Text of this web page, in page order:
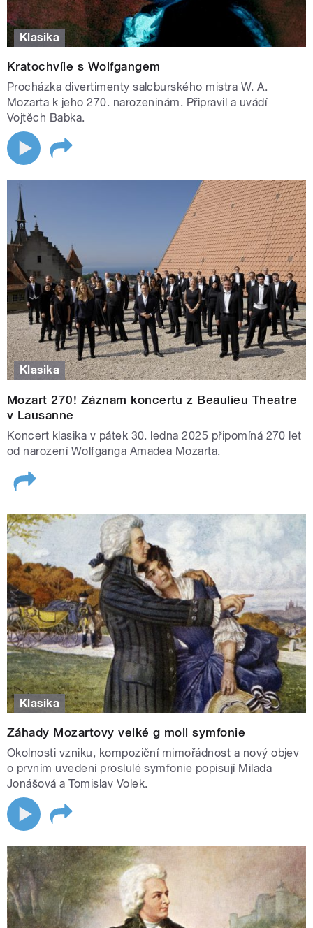
Klasika
Kratochvíle s Wolfgangem
Procházka divertimenty salcburského mistra W. A.
Mozarta k jeho 270. narozeninám. Připravil a uvádí
Vojtěch Babka.
Klasika
Mozart 270! Záznam koncertu z Beaulieu Theatre
v Lausanne
Koncert klasika v pátek 30. ledna 2025 připomíná 270 let
od narození Wolfganga Amadea Mozarta.
Klasika
Záhady Mozartovy velké g moll symfonie
Okolnosti vzniku, kompoziční mimořádnost a nový objev
o prvním uvedení proslulé symfonie popisují Milada
Jonášová a Tomislav Volek.